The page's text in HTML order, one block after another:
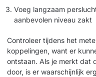
Voeg langzaam
aanbevolen niveau zakt
Controleer tijdens het
koppelingen, want er
ontstaan. Als je merkt dat
door, is er waarschijnlijk